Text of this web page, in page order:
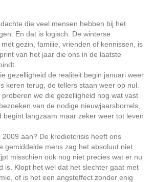
die veel mensen hebben bij het
En dat is logisch. De winterse
gezin, familie, vrienden of kennissen, is
van het jaar die ons in de laatste
gezelligheid de realiteit begin januari weer
keren terug, de tellers staan weer op nul.
we die gezelligheid nog wat vast
van de nodige nieuwjaarsborrels,
begint langzaam maar zeker weer tot leven
2009 aan? De kredietcrisis heeft ons
gemiddelde mens zag het absoluut niet
misschien ook nog niet precies wat er nu
is. Klopt het wel dat het slechter gaat met
of is het een angsteffect zonder enig